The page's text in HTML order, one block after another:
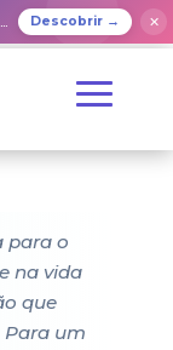
Descobrir → ✕
para o
na vida
que
Para um